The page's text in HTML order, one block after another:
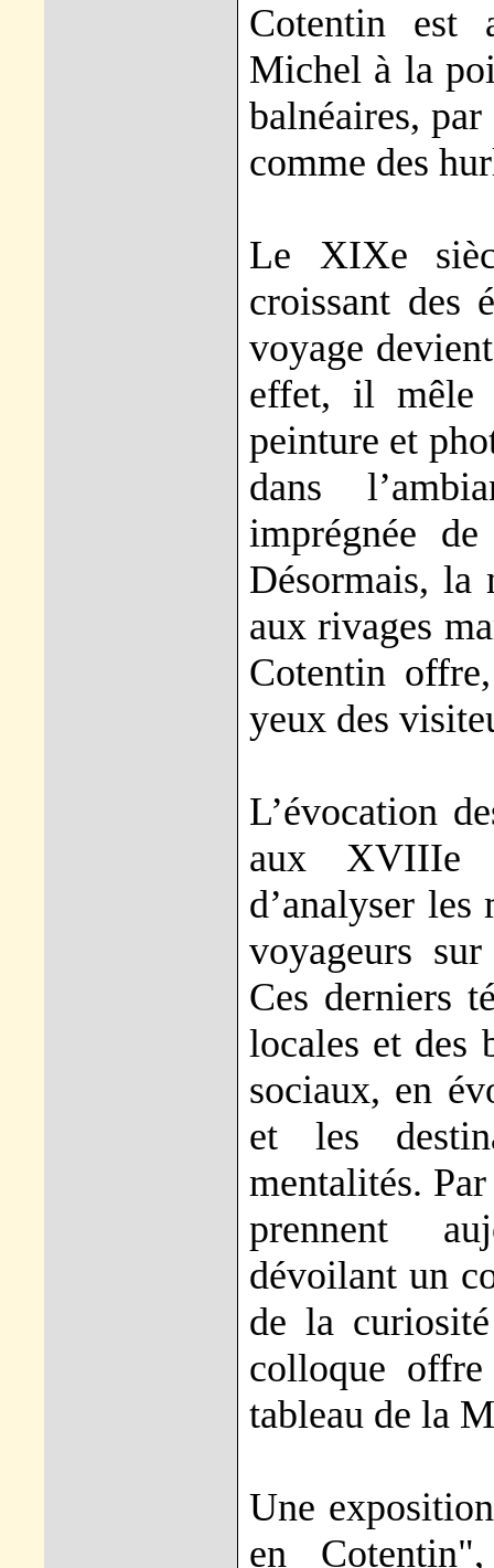
Cotentin est
Michel à la
balnéaires,
comme des
Le XIXe
croissant des
voyage
effet, il mêle
peinture et
dans
imprégnée
Désormais, la
aux rivages
Cotentin
yeux des
L’évocation
aux XVIIIe
d’analyser
voyageurs
Ces derniers
locales et des
sociaux, en
et les
mentalités.
prennent
dévoilant un
de la
colloque
tableau de la
Une
en